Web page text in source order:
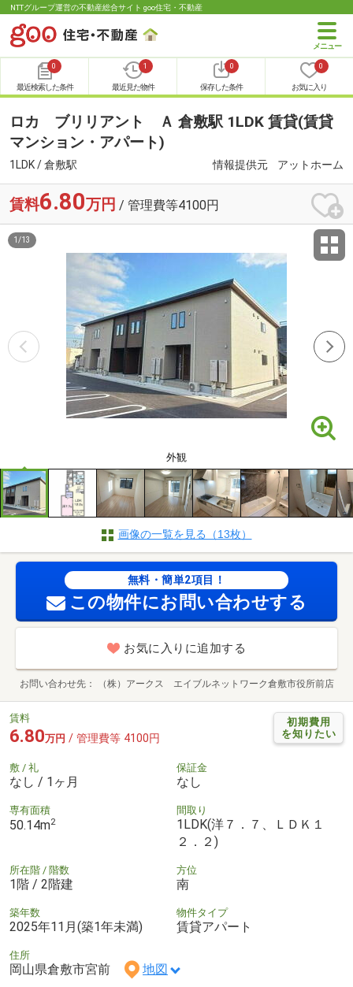
NTTグループ運営の不動産総合サイト goo住宅・不動産
0
最近検索した条件
1
最近見た物件
0
保存した条件
0
お気に入り
ロカ ブリリアント Ａ 倉敷駅 1LDK 賃貸(賃貸
マンション・アパート)
1LDK / 倉敷駅 情報提供元 アットホーム
賃料6.80万円 / 管理費等4100円
外観
1 /13
画像の一覧を見る（13枚）
無料・簡単2項目！
この物件にお問い合わせする
お気に入りに追加する
お問い合わせ先 （株）アークス エイブルネットワーク倉敷市役所前店
初期費用
を知りたい
賃料
6.80万円 / 管理費等 4100円
敷 / 礼
なし / 1ヶ月
保証金
なし
専有面積
50.14m2
間取り
1LDK(洋７．７、ＬＤＫ１
２．２)
所在階 / 階数
1階 / 2階建
方位
南
築年数
2025年11月(築1年未満)
物件タイプ
賃貸アパート
住所
岡山県倉敷市宮前 地図